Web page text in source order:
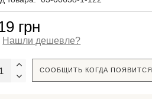
грн
Нашли дешевле?
СООБЩИТЬ КОГДА ПОЯВИТСЯ